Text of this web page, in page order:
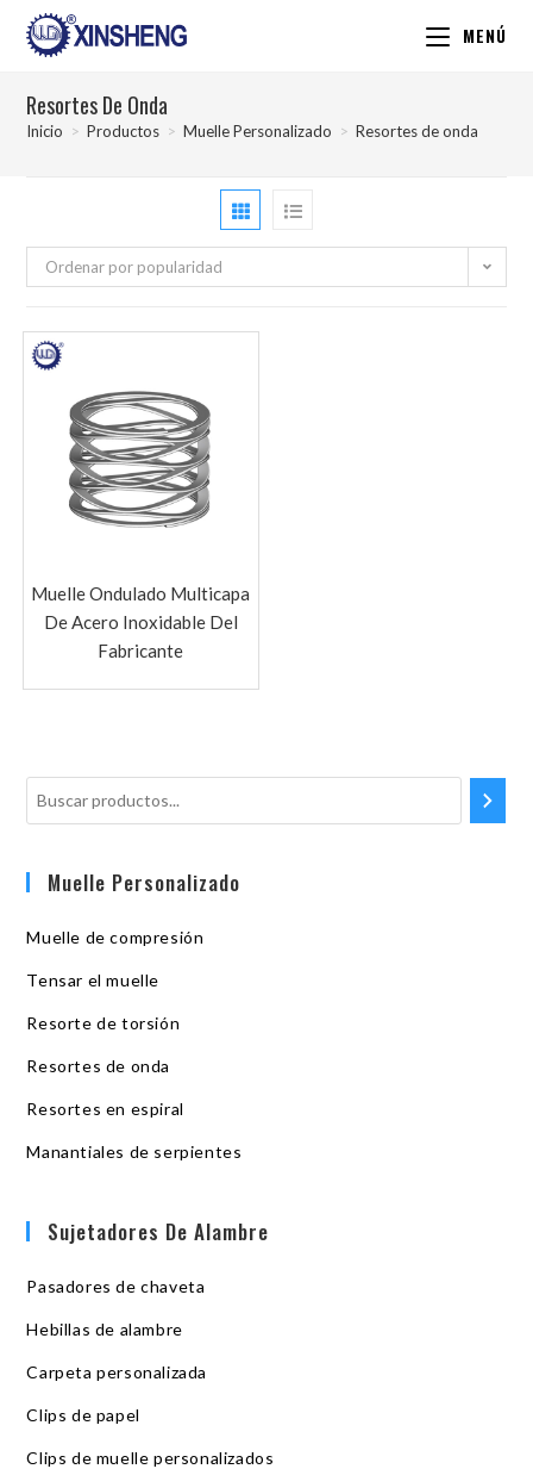
MENÚ
Resortes De Onda
Inicio > Productos > Muelle Personalizado > Resortes de onda
Ordenar por popularidad
Muelle Ondulado Multicapa
De Acero Inoxidable Del
Fabricante
Muelle Personalizado
Muelle de compresión
Tensar el muelle
Resorte de torsión
Resortes de onda
Resortes en espiral
Manantiales de serpientes
Sujetadores De Alambre
Pasadores de chaveta
Hebillas de alambre
Carpeta personalizada
Clips de papel
Clips de muelle personalizados